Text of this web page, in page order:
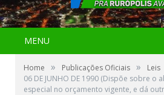
MENU
Home » Publicações Oficiais » Leis
06 DE JUNHO DE 1990 (Dispõe sobre o
especial no orçamento vigente, e dá